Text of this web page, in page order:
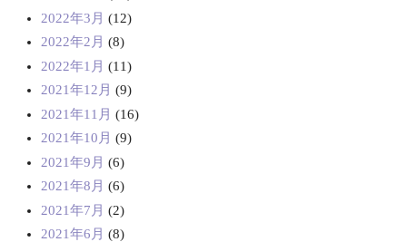
2022年3月 (12)
2022年2月 (8)
2022年1月 (11)
2021年12月 (9)
2021年11月 (16)
2021年10月 (9)
2021年9月 (6)
2021年8月 (6)
2021年7月 (2)
2021年6月 (8)